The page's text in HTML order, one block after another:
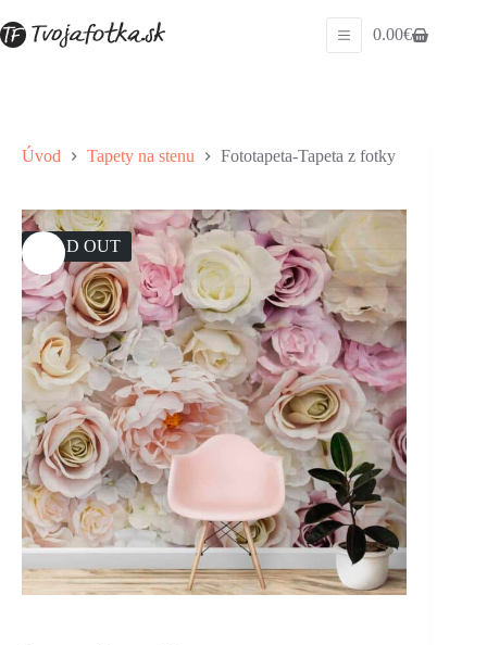
to
content
Shopping
0.00€
Úvod Tapety na stenu Fototapeta-Tapeta z fotky
SOLD OUT